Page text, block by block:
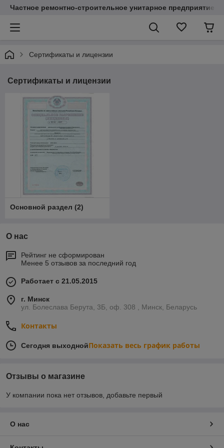
Частное ремонтно-строительное унитарное предприятие
Сертификаты и лицензии
Сертификаты и лицензии
Основной раздел (2)
О нас
Рейтинг не сформирован
Менее 5 отзывов за последний год
Работает с 21.05.2015
г. Минск
ул. Болеслава Берута, 3Б, оф. 308 , Минск, Беларусь
Контакты
Сегодня выходнойПоказать весь график работы
Отзывы о магазине
У компании пока нет отзывов, добавьте первый
О нас